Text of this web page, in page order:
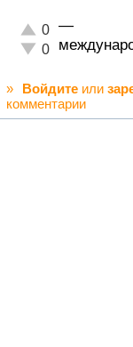
Отлично!
0
Неадекватно!
0
—
» Войдите или
комментарии